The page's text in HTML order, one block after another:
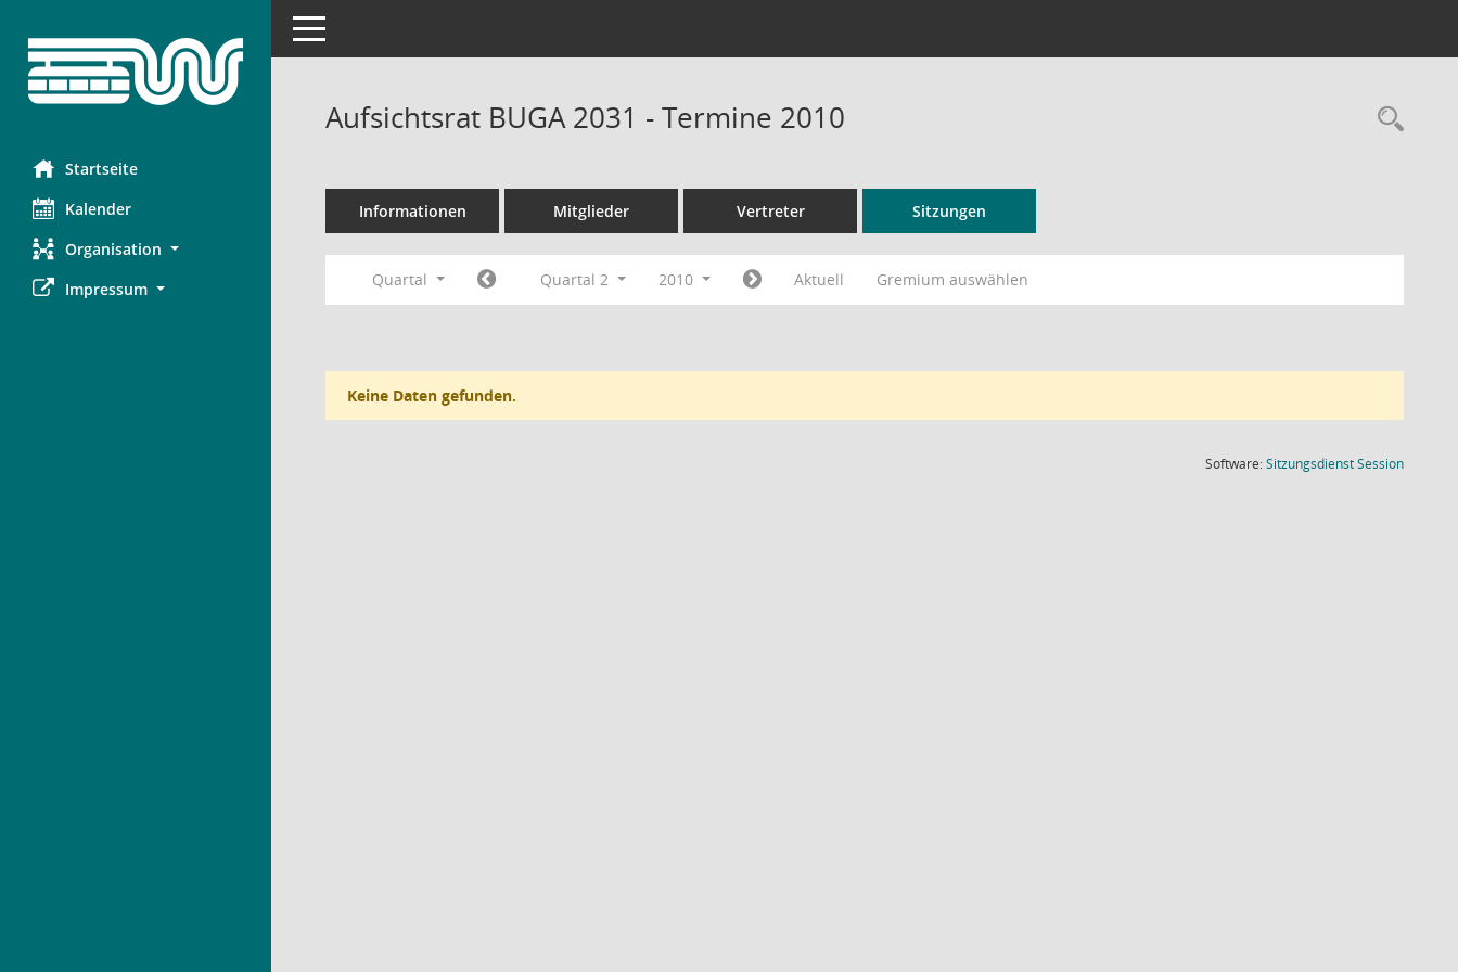
Startseite
Kalender
Organisation
Impressum
Toggle navigation
Aufsichtsrat BUGA 2031 - Termine 2010
Informationen Mitglieder Vertreter Sitzungen
Quartal Quartal 2 2010 Aktuell Gremium auswählen
Keine Daten gefunden.
Software:SitzungsdienstSession(Wird in